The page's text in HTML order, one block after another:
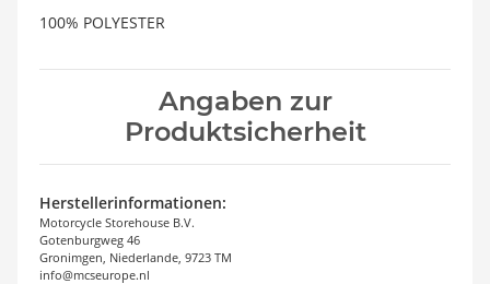
100% POLYESTER
Angaben zur
Produktsicherheit
Herstellerinformationen:
Motorcycle Storehouse B.V.
Gotenburgweg 46
Gronimgen, Niederlande, 9723 TM
info@mcseurope.nl